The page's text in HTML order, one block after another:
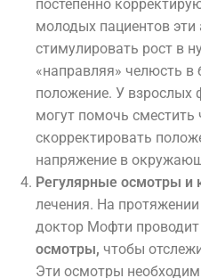
постепенно
молодых пациентов
стимулировать рост в
«направляя» челюсть в
положение. У взрослых
могут помочь
скорректировать
напряжение в
Регулярные осмотры и
лечения. На протяжении
доктор Мофти проводит
осмотры, чтобы
Эти осмотры